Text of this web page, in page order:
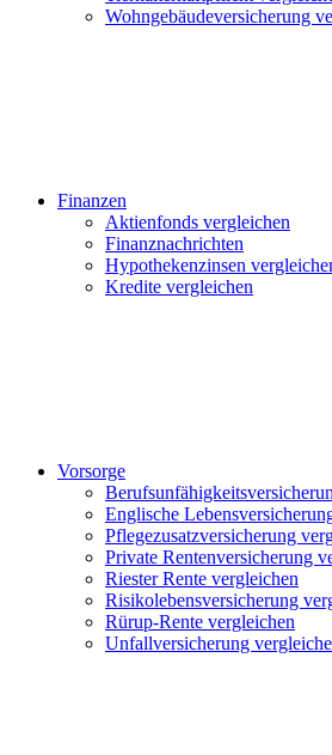
Wohngebäudeversicherung
Finanzen
Aktienfonds vergleichen
Finanznachrichten
Hypothekenzinsen
Kredite vergleichen
Vorsorge
Englische
Pflegezusatzversicherung
Private Rentenversicherung
Riester Rente vergleichen
Risikolebensversicherung
Rürup-Rente vergleichen
Unfallversicherung